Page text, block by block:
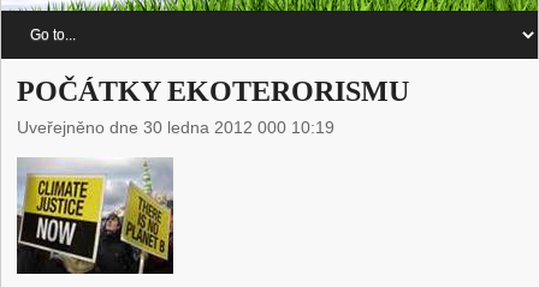
POČÁTKY EKOTERORISMU
Uveřejněno dne 30 ledna 2012 000 10:19